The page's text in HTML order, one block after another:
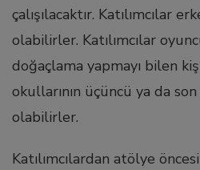
çalışılacaktır. Katılımcılar
olabilirler. Katılımcılar
doğaçlama yapmayı bilen
okullarının üçüncü ya da son
olabilirler.
Katılımcılardan atölye